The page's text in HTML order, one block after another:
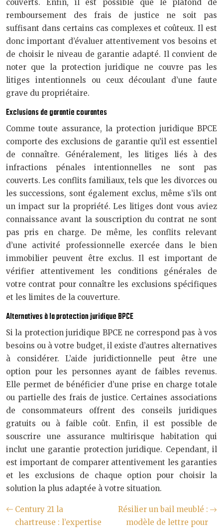
couverts. Enfin, il est possible que le plafond de
remboursement des frais de justice ne soit pas
suffisant dans certains cas complexes et coûteux. Il est
donc important d’évaluer attentivement vos besoins et
de choisir le niveau de garantie adapté. Il convient de
noter que la protection juridique ne couvre pas les
litiges intentionnels ou ceux découlant d’une faute
grave du propriétaire.
Exclusions de garantie courantes
Comme toute assurance, la protection juridique BPCE
comporte des exclusions de garantie qu’il est essentiel
de connaître. Généralement, les litiges liés à des
infractions pénales intentionnelles ne sont pas
couverts. Les conflits familiaux, tels que les divorces ou
les successions, sont également exclus, même s’ils ont
un impact sur la propriété. Les litiges dont vous aviez
connaissance avant la souscription du contrat ne sont
pas pris en charge. De même, les conflits relevant
d’une activité professionnelle exercée dans le bien
immobilier peuvent être exclus. Il est important de
vérifier attentivement les conditions générales de
votre contrat pour connaître les exclusions spécifiques
et les limites de la couverture.
Alternatives à la protection juridique BPCE
Si la protection juridique BPCE ne correspond pas à vos
besoins ou à votre budget, il existe d’autres alternatives
à considérer. L’aide juridictionnelle peut être une
option pour les personnes ayant de faibles revenus.
Elle permet de bénéficier d’une prise en charge totale
ou partielle des frais de justice. Certaines associations
de consommateurs offrent des conseils juridiques
gratuits ou à faible coût. Enfin, il est possible de
souscrire une assurance multirisque habitation qui
inclut une garantie protection juridique. Cependant, il
est important de comparer attentivement les garanties
et les exclusions de chaque option pour choisir la
solution la plus adaptée à votre situation.
Century 21 la
chartreuse : l’expertise
Résilier un bail meublé :
modèle de lettre pour